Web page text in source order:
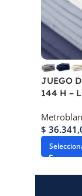
JUEGO
144 H –
$